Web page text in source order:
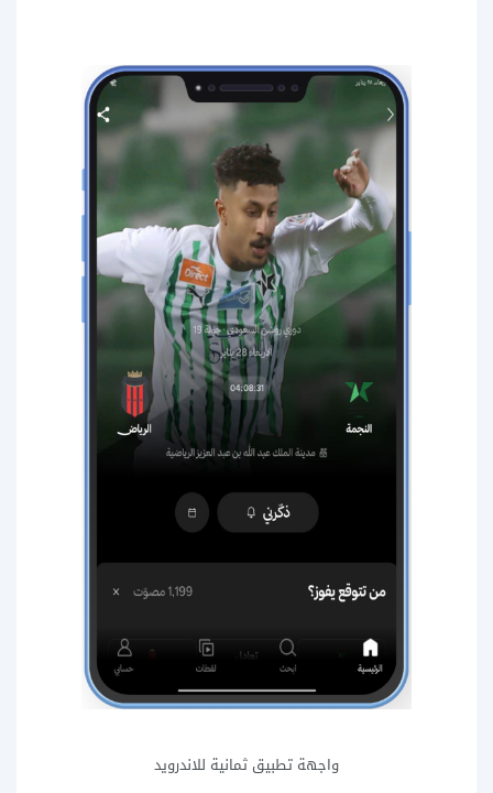
واجهة تطبيق ثمانية للاندرويد